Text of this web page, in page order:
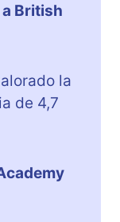
British
la
de 4,7